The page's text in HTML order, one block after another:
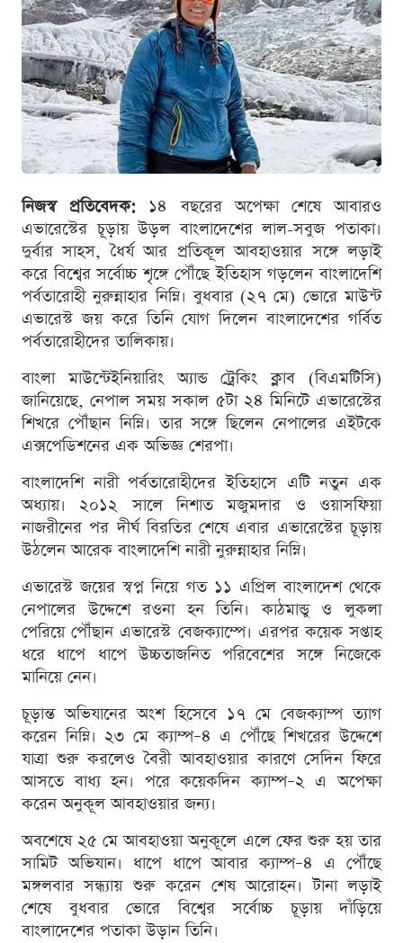
নিজস্ব প্রতিবেদক: ১৪ বছরের অপেক্ষা শেষে আবারও
এভারেস্টের চূড়ায় উড়ল বাংলাদেশের লাল-সবুজ পতাকা।
দুর্বার সাহস, ধৈর্য আর প্রতিকূল আবহাওয়ার সঙ্গে লড়াই
করে বিশ্বের সর্বোচ্চ শৃঙ্গে পৌঁছে ইতিহাস গড়লেন বাংলাদেশি
পর্বতারোহী নুরুন্নাহার নিম্নি। বুধবার (২৭ মে) ভোরে মাউন্ট
এভারেস্ট জয় করে তিনি যোগ দিলেন বাংলাদেশের গর্বিত
পর্বতারোহীদের তালিকায়।
বাংলা মাউন্টেইনিয়ারিং অ্যান্ড ট্রেকিং ক্লাব (বিএমটিসি)
জানিয়েছে, নেপাল সময় সকাল ৫টা ২৪ মিনিটে এভারেস্টের
শিখরে পৌঁছান নিম্নি। তার সঙ্গে ছিলেন নেপালের এইটকে
এক্সপেডিশনের এক অভিজ্ঞ শেরপা।
বাংলাদেশি নারী পর্বতারোহীদের ইতিহাসে এটি নতুন এক
অধ্যায়। ২০১২ সালে নিশাত মজুমদার ও ওয়াসফিয়া
নাজরীনের পর দীর্ঘ বিরতির শেষে এবার এভারেস্টের চূড়ায়
উঠলেন আরেক বাংলাদেশি নারী নুরুন্নাহার নিম্নি।
এভারেস্ট জয়ের স্বপ্ন নিয়ে গত ১১ এপ্রিল বাংলাদেশ থেকে
নেপালের উদ্দেশে রওনা হন তিনি। কাঠমান্ডু ও লুকলা
পেরিয়ে পৌঁছান এভারেস্ট বেজক্যাম্পে। এরপর কয়েক সপ্তাহ
ধরে ধাপে ধাপে উচ্চতাজনিত পরিবেশের সঙ্গে নিজেকে
মানিয়ে নেন।
চূড়ান্ত অভিযানের অংশ হিসেবে ১৭ মে বেজক্যাম্প ত্যাগ
করেন নিম্নি। ২৩ মে ক্যাম্প–৪ এ পৌঁছে শিখরের উদ্দেশে
যাত্রা শুরু করলেও বৈরী আবহাওয়ার কারণে সেদিন ফিরে
আসতে বাধ্য হন। পরে কয়েকদিন ক্যাম্প–২ এ অপেক্ষা
করেন অনুকূল আবহাওয়ার জন্য।
অবশেষে ২৫ মে আবহাওয়া অনুকূলে এলে ফের শুরু হয় তার
সামিট অভিযান। ধাপে ধাপে আবার ক্যাম্প–৪ এ পৌঁছে
মঙ্গলবার সন্ধ্যায় শুরু করেন শেষ আরোহন। টানা লড়াই
শেষে বুধবার ভোরে বিশ্বের সর্বোচ্চ চূড়ায় দাঁড়িয়ে
বাংলাদেশের পতাকা উড়ান তিনি।